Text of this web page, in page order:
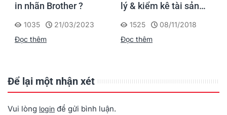
in nhãn Brother ?
1035
21/03/2023
Đọc thêm
lý & kiểm kê tài sản
1525
08/11/2018
Đọc thêm
Để lại một nhận xét
Vui lòng login để gửi bình luận.